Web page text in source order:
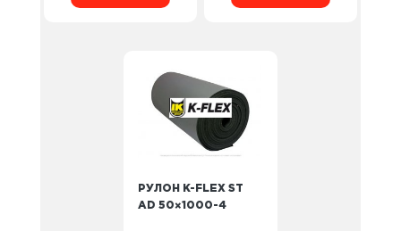
РУЛОН K-FLEX ST
AD 50×1000-4